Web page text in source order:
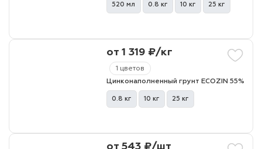
520 мл 0.8 кг 10 кг 25 кг
1 цветов
от 1 319 ₽/кг
Цинконаполненный грунт ECOZIN 55%
0.8 кг 10 кг 25 кг